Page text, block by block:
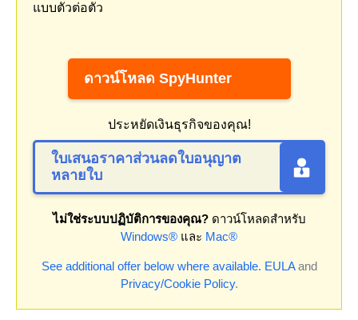
แบบตัวต่อตัว
ดาวน์โหลด SpyHunter
ประหยัดเงินธุรกิจของคุณ!
ใบเสนอราคาส่วนลดใบอนุญาต
หลายใบ
ไม่ใช่ระบบปฏิบัติการของคุณ?ดาวน์โหลดสำหรับ
Windows® และ Mac®
See additional offer below where available. EULAand
Privacy/Cookie Policy.